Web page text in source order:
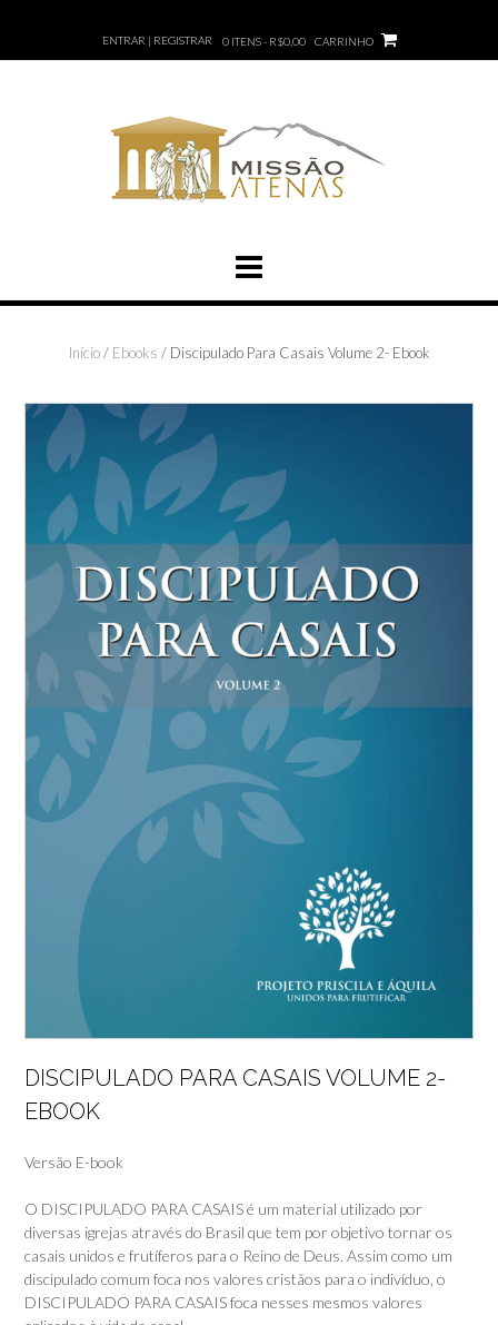
ENTRAR | REGISTRAR 0 ITENS - R$0,00 CARRINHO
Início/ Ebooks / Discipulado Para Casais Volume 2- Ebook
DISCIPULADO PARA CASAIS VOLUME 2-
EBOOK
Versão E-book
O DISCIPULADO PARA CASAIS é um material utilizado por
diversas igrejas através do Brasil que tem por objetivo tornar os
casais unidos e frutíferos para o Reino de Deus. Assim como um
discipulado comum foca nos valores cristãos para o indivíduo, o
DISCIPULADO PARA CASAIS foca nesses mesmos valores